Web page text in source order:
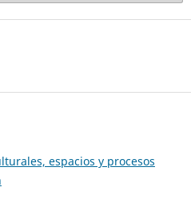
espacios y procesos